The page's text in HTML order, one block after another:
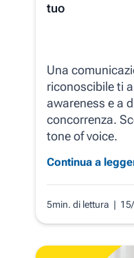
tuo
Una
riconoscibile ti
awareness e a
concorrenza.
tone of voice.
Continua a
5min. di lettura |